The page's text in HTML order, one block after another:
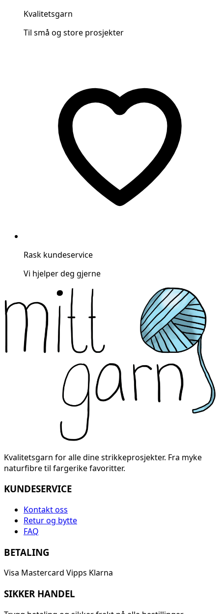
Kvalitetsgarn
Til små og store prosjekter
Rask kundeservice
Vi hjelper deg gjerne
Kvalitetsgarn for alle dine strikkeprosjekter. Fra myke
naturfibre til fargerike favoritter.
KUNDESERVICE
Kontakt oss
Retur og bytte
FAQ
BETALING
Visa Mastercard Vipps Klarna
SIKKER HANDEL